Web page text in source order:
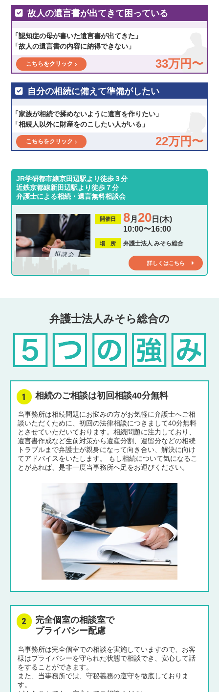
故人の遺言書が出てきて困っている
「認知症の母が書いた遺言書が出てきた」
「故人の遺言書の内容に納得できない」
33万円〜
こちらをクリック
自分の相続に備えて準備がしたい
「家族が相続で揉めないように遺言を作りたい」
「相続人以外に財産をのこしたい人がいる」
22万円〜
こちらをクリック
JR学研都市線京田辺駅より徒歩３分
近鉄京都線新田辺駅より徒歩７分
弁護士による相続・遺言無料相談会
開催日 8月 20日(木)
10:00〜16:00
場 所 弁護士法人 みそら総合
詳しくはこちら
弁護士法人みそら総合の
相続のご相談は初回相談40分無料
当事務所は相続問題にお悩みの方がお気軽に弁護士へご相
談いただくために、初回の法律相談につきまして40分無料
とさせていただいております。相続問題に注力しており、
遺言書作成など生前対策から遺産分割、遺留分などの相続
トラブルまで弁護士が親身になって向き合い、解決に向け
てアドバイスをいたします。 もし相続について気になるこ
とがあれば、是非一度当事務所へ足をお運びください。
完全個室の相談室で
プライバシー配慮
当事務所は完全個室での相談を実施していますので、お客
様はプライバシーを守られた状態で相談でき、安心して話
をすることができます。
また、当事務所では、守秘義務の遵守を徹底しておりま
す。